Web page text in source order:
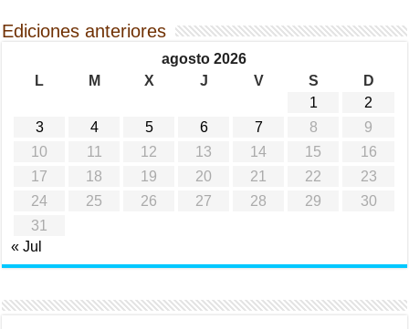
Ediciones anteriores
agosto 2026
L
M X J V S
D
1
2
3
4 5 6 7 8
9
10
11 12 13 14 15
16
17
18 19 20 21 22
23
24
25 26 27 28 29
30
31
« Jul